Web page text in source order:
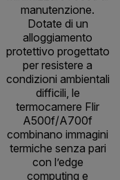
manutenzione.
Dotate di un
alloggiamento
protettivo progettato
per resistere a
condizioni ambientali
difficili, le
termocamere Flir
A500f/A700f
combinano immagini
termiche senza pari
con l’edge
computing e